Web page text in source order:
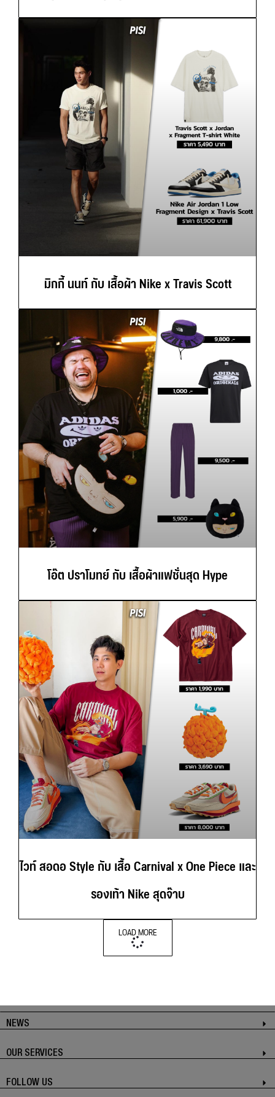
มิกกี้ นนท์ กับ เสื้อผ้า Nike x Travis Scott
โอ๊ต ปราโมทย์ กับ เสื้อผ้าแฟชั่นสุด Hype
ไวท์ สอดอ Style กับ เสื้อ Carnival x One Piece และ
รองเท้า Nike สุดจ๊าบ
LOAD MORE
NEWS
OUR SERVICES
FOLLOW US